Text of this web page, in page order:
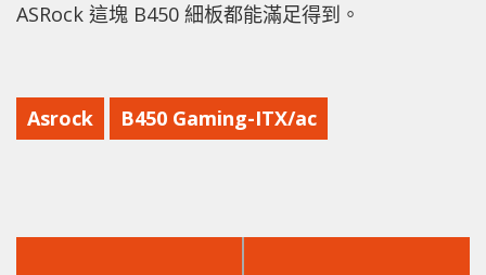
ASRock 這塊 B450 細板都能滿足得到。
Asrock B450 Gaming-ITX/ac